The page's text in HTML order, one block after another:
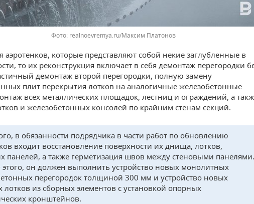
realnoevremya.ru/Максим Платонов
аэротенков, которые представляют собой некие заглубленные в
то их реконструкция включает в себя демонтаж перегородки
демонтаж второй перегородки, полную замену
плит перекрытия лотков на аналогичные железобетонные
всех металлических площадок, лестниц и ограждений, а
и железобетонных консолей по крайним стенам секций.
в обязанности подрядчика в части работ по обновлению
входит восстановление поверхности их днища, лотков,
панелей, а также герметизация швов между стеновыми панелями.
он должен выполнить устройство новых монолитных
перегородок толщиной 300 мм и устройство новых
лотков из сборных элементов с установкой опорных
кронштейнов.